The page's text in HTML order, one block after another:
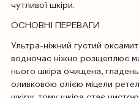
чутливої шкіри.
ОСНОВНІ ПЕРЕВАГИ
Ультра-ніжний густий
водночас ніжно розщеплює
нього шкіра очищена,
оливковою олією міцели